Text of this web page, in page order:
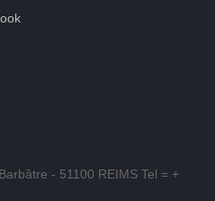
- 51100 REIMS Tel = +